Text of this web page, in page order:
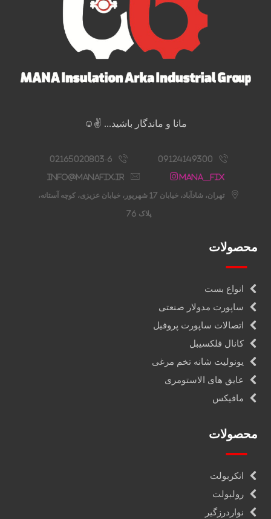
مانا و ماندگار باشید... ✌️☺️
09124149300
02165020803-6
Mana__fix
info@manafix.ir
تهران، شادآباد، خیابان 17 شهریور، خیابان عزیزی، کوچه آستانه،
پلاک 76
محصولات
انواع بست
ساپورت مدولار صنعتی
اتصالات ساپورت پروفیل
کانال فلکسیبل
یونولیت شانه تخم مرغی
عایق های الاستومری
مافیکس
محصولات
انکربولت
رولبولت
نواردرزگیر